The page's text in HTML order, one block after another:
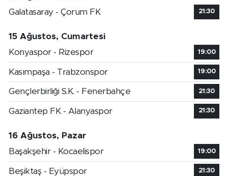
Galatasaray - Çorum FK
21:30
15 Ağustos, Cumartesi
Konyaspor - Rizespor
19:00
Kasımpaşa - Trabzonspor 19:00
Gençlerbirliği S.K. - Fenerbahçe 21:30
Gaziantep FK - Alanyaspor 21:30
16 Ağustos, Pazar
Başakşehir - Kocaelispor
19:00
Beşiktaş - Eyüpspor 21:30